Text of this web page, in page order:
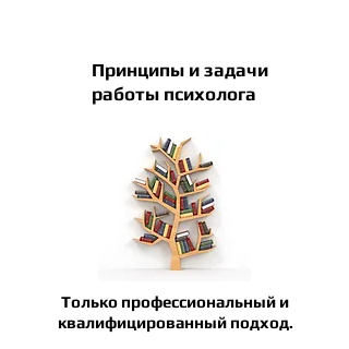
Принципы и задачи
работы психолога
Только профессиональный и
квалифицированный подход.